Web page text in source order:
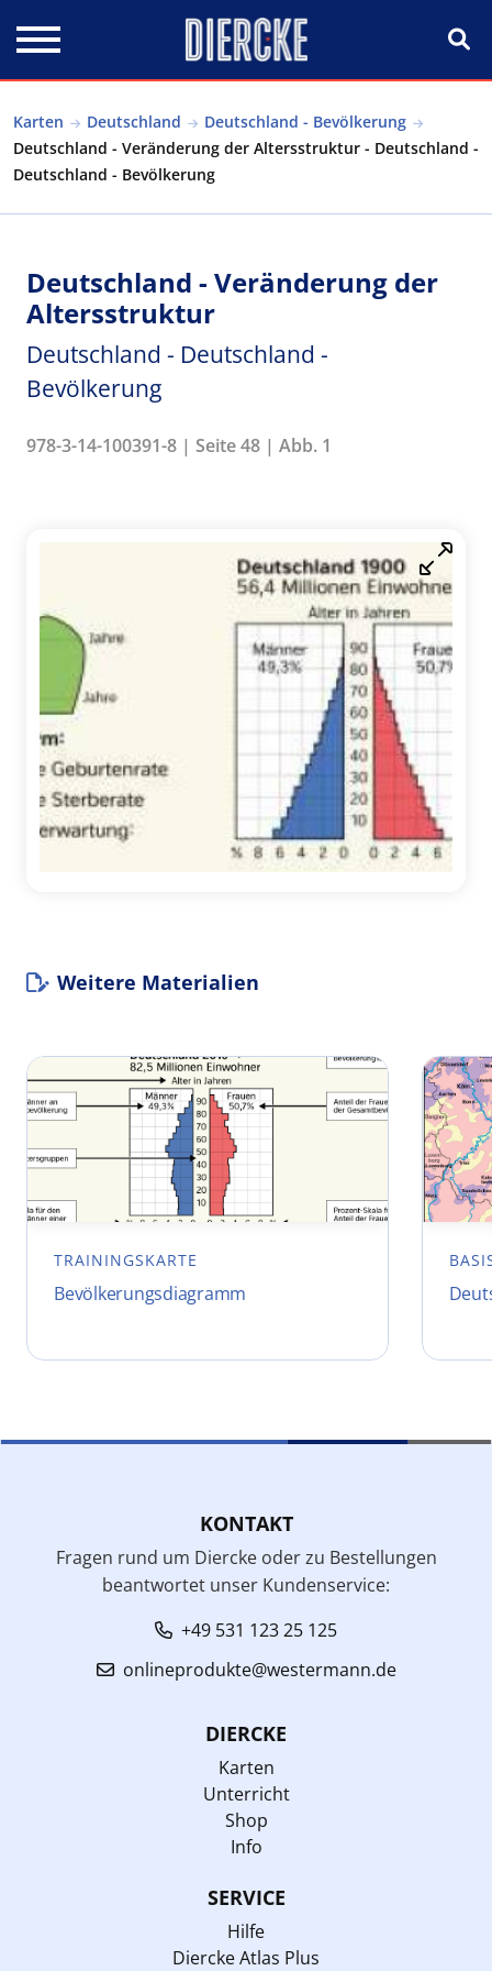
Karten Deutschland
Deutschland - Bevölkerung
Deutschland - Veränderung der Altersstruktur - Deutschland -
Deutschland - Bevölkerung
Deutschland - Veränderung der
Altersstruktur
Deutschland - Deutschland -
Bevölkerung
978-3-14-100391-8 | Seite 48 | Abb. 1
Weitere Materialien
TRAININGSKARTE
Bevölkerungsdiagramm
KONTAKT
Fragen rund um Diercke oder zu Bestellungen
beantwortet unser Kundenservice:
+49 531 123 25 125
onlineprodukte@westermann.de
DIERCKE
Karten
Unterricht
Shop
Info
SERVICE
Hilfe
Diercke Atlas Plus